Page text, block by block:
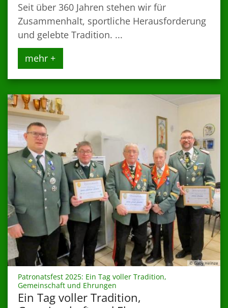
Seit über 360 Jahren stehen wir für
Zusammenhalt, sportliche Herausforderung
und gelebte Tradition. ...
mehr +
© Gaby Heinze
Patronatsfest 2025: Ein Tag voller Tradition,
Gemeinschaft und Ehrungen
Ein Tag voller Tradition,